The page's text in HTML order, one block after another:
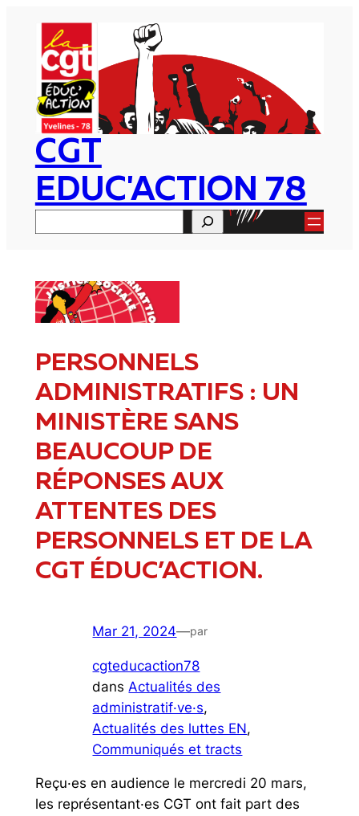
contenu
CGT
EDUC'ACTION 78
PERSONNELS
ADMINISTRATIFS : UN
MINISTÈRE SANS
BEAUCOUP DE
RÉPONSES AUX
ATTENTES DES
PERSONNELS ET DE LA
CGT ÉDUC’ACTION.
Mar 21, 2024—par
cgteducaction78
dans Actualités des
administratif·ve·s
Actualités des luttes EN
Communiqués et tracts
Reçu·es en audience le mercredi 20 mars,
les représentant·es CGT ont fait part des